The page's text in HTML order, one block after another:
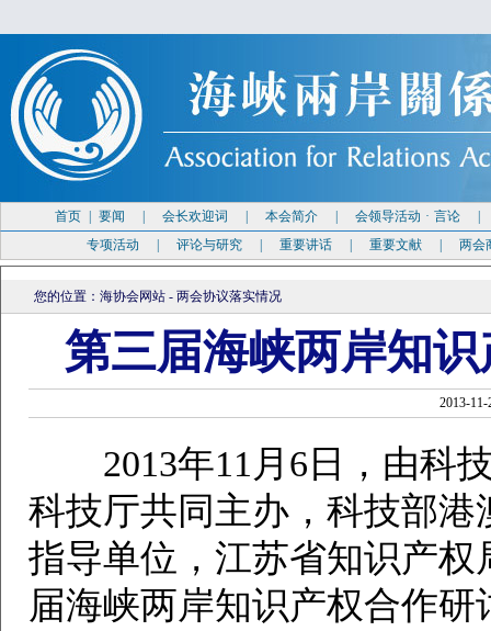
首页 要闻 会长欢迎词 本会简介 会领导活动 · 言论
专项活动
评论与研究 重要讲话 重要文献 两会
您的位置： 海协会网站 - 两会协议落实情况
第三届海峡两岸知
2013-
2013年11月6日，由科技
科技厅共同主办，科技部
指导单位，江苏省知识产
届海峡两岸知识产权合作